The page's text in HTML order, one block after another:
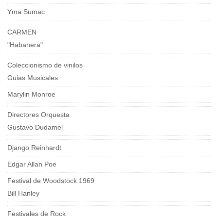
Yma Sumac
CARMEN
"Habanera"
Coleccionismo de vinilos
Guias Musicales
Marylin Monroe
Directores Orquesta
Gustavo Dudamel
Django Reinhardt
Edgar Allan Poe
Festival de Woodstock 1969
Bill Hanley
Festivales de Rock